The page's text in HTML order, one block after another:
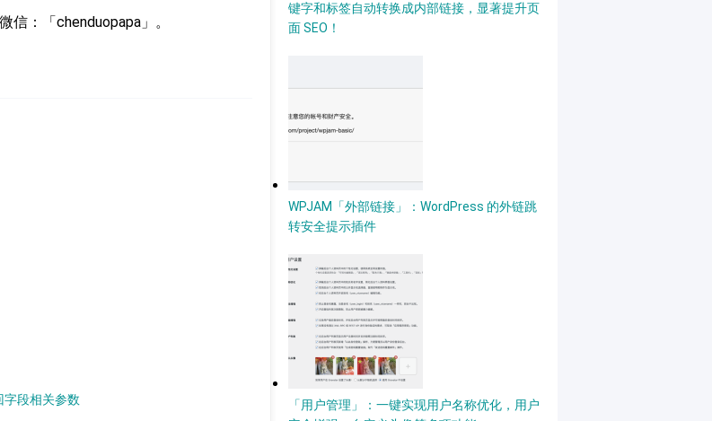
信：「chenduopapa」。
段相关参数
键字和标签自动转换成内部链接，显著提升页
面 SEO！
WPJAM「外部链接」：WordPress 的外链跳
转安全提示插件
「用户管理」：一键实现用户名称优化，用户